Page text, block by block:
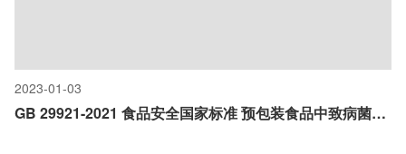
2023-01-03
GB 29921-2021 食品安全国家标准 预包装食品中致病菌限量